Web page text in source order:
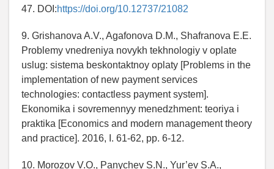
47. DOI:https://doi.org/10.12737/21082
9. Grishanova A.V., Agafonova D.M., Shafranova E.E.
Problemy vnedreniya novykh tekhnologiy v oplate
uslug: sistema beskontaktnoy oplaty [Problems in the
implementation of new payment services
technologies: contactless payment system].
Ekonomika i sovremennyy menedzhment: teoriya i
praktika [Economics and modern management theory
and practice]. 2016, I. 61-62, pp. 6-12.
10. Morozov V.O., Panychev S.N., Yur’ev S.A.,